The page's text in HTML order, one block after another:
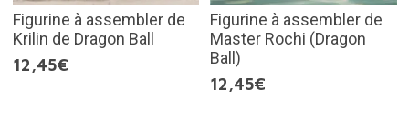
Figurine à assembler de
Krilin de Dragon Ball
12,45€
Figurine à assembler de
Master Rochi (Dragon
Ball)
12,45€